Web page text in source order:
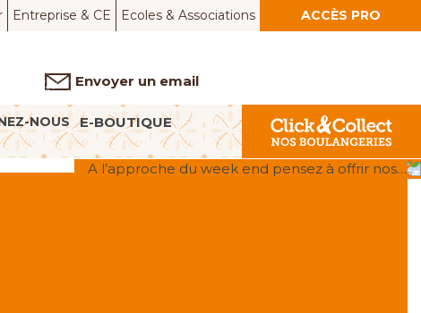
Entreprise & CE Ecoles & Associations ACCÈS PRO
Envoyer un email
NOUS E-BOUTIQUE
A l’approche du week end pensez à offrir nos…